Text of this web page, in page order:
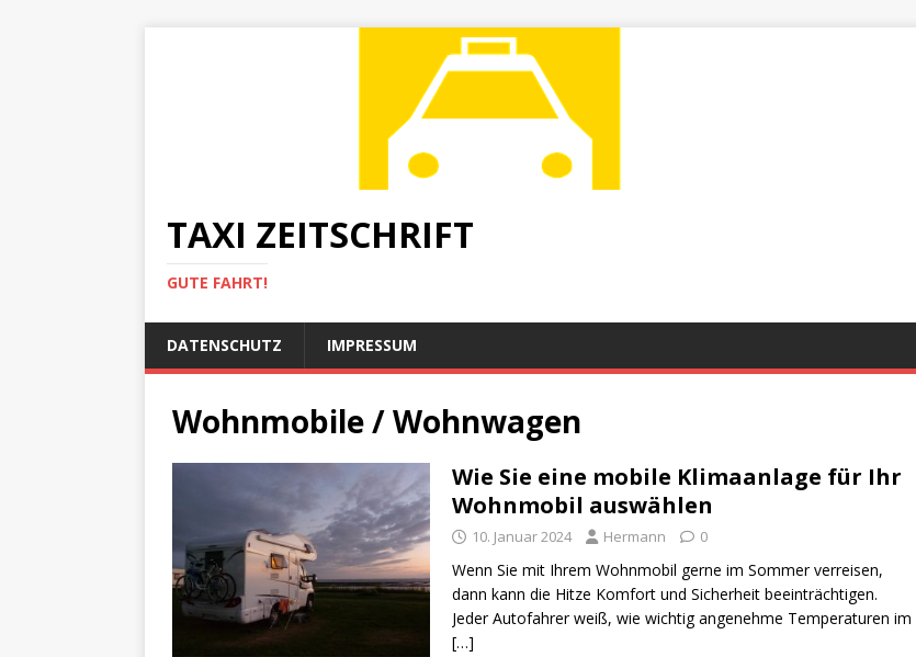
TAXI ZEITSCHRIFT
GUTE FAHRT!
DATENSCHUTZ IMPRESSUM
Wohnmobile / Wohnwagen
Wie Sie eine mobile Klimaanlage für Ihr
Wohnmobil auswählen
10. Januar 2024 Hermann 0
Wenn Sie mit Ihrem Wohnmobil gerne im Sommer verreisen,
dann kann die Hitze Komfort und Sicherheit beeinträchtigen.
Jeder Autofahrer weiß, wie wichtig angenehme Temperaturen im
[…]